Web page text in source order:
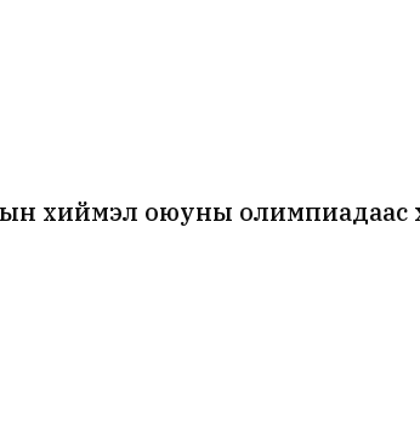
хиймэл оюуны олимпиадаас